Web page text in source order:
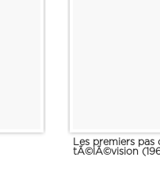
Les premiers
tÃ©lÃ©vision